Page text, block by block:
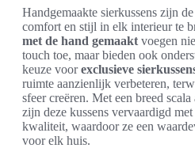
Handgemaakte sierkussens zijn
comfort en stijl in elk interieur te
met de hand gemaakt voegen
touch toe, maar bieden ook
keuze voorexclusieve
ruimte aanzienlijk verbeteren,
sfeer creëren. Met een breed
zijn deze kussens vervaardigd
kwaliteit, waardoor ze een
voor elk huis.